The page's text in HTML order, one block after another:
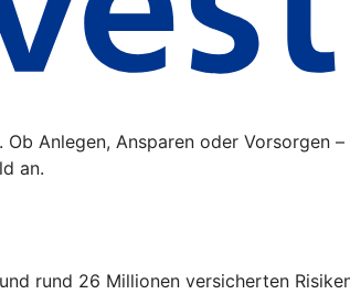
Anlegen, Ansparen oder Vorsorgen
an.
rund 26 Millionen versicherten